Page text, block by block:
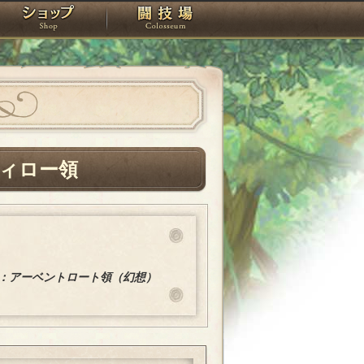
タジオ ショップ 闘技場
ロー領
アーベントロート領（幻想）